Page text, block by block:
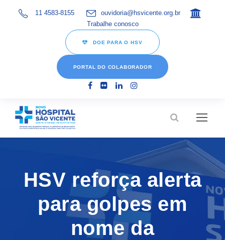
11 4583-8155
ouvidoria@hsvicente.org.br
Trabalhe conosco
DOE PARA O HSV
PORTAL DO COLABORADOR
HSV reforça alerta
para golpes em
nome da